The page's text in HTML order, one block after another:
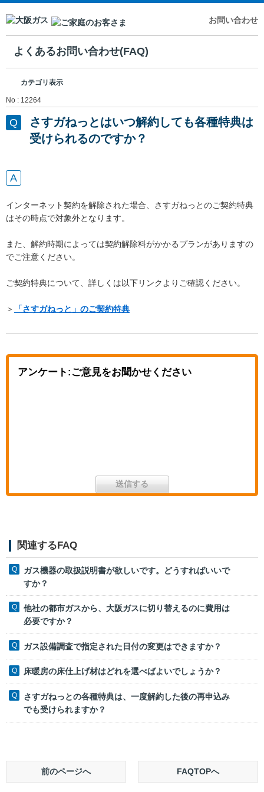
お問い合わせ
よくあるお問い合わせ(FAQ)
カテゴリ表示
No : 12264
さすガねっとはいつ解約しても各種特典は
受けられるのですか？
インターネット契約を解除された場合、さすガねっとのご契約特典
はその時点で対象外となります。
また、解約時期によっては契約解除料がかかるプランがありますの
でご注意ください。
ご契約特典について、詳しくは以下リンクよりご確認ください。
＞ 「さすガねっと」のご契約特典
アンケート:ご意見をお聞かせください
関連するFAQ
ガス機器の取扱説明書が欲しいです。どうすればいいで
すか？
他社の都市ガスから、大阪ガスに切り替えるのに費用は
必要ですか？
ガス設備調査で指定された日付の変更はできますか？
床暖房の床仕上げ材はどれを選べばよいでしょうか？
さすガねっとの各種特典は、一度解約した後の再申込み
でも受けられますか？
前のページへ FAQTOPへ